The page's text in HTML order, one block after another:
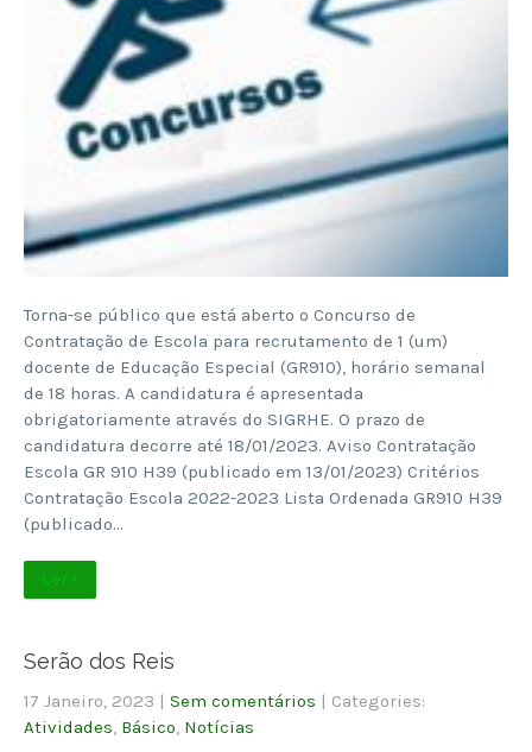
Torna-se público que está aberto o Concurso de
Contratação de Escola para recrutamento de 1 (um)
docente de Educação Especial (GR910), horário semanal
de 18 horas. A candidatura é apresentada
obrigatoriamente através do SIGRHE. O prazo de
candidatura decorre até 18/01/2023. Aviso Contratação
Escola GR 910 H39 (publicado em 13/01/2023) Critérios
Contratação Escola 2022-2023 Lista Ordenada GR910 H39
(publicado…
Ler +
Serão dos Reis
17 Janeiro, 2023 | Sem comentários | Categories:
Atividades Básico Notícias